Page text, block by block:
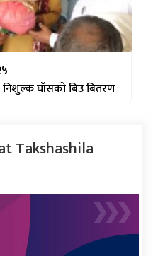
घाँसको बिउ बितरण
Takshashila